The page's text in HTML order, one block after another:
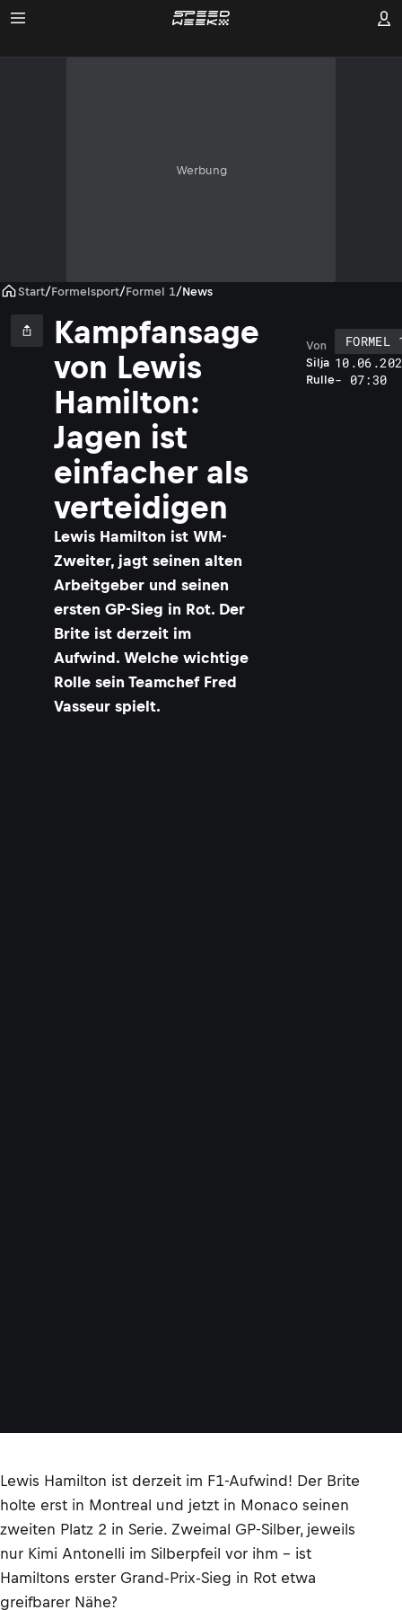
Werbung
Start/Formelsport/Formel 1/News
Kampfansage
von Lewis
Hamilton:
Jagen ist
einfacher als
verteidigen
Lewis Hamilton ist WM-
Zweiter, jagt seinen alten
Arbeitgeber und seinen
ersten GP-Sieg in Rot. Der
Brite ist derzeit im
Aufwind. Welche wichtige
Rolle sein Teamchef Fred
Vasseur spielt.
Silja
Rulle
Von
FORMEL
- 07:30
Lewis Hamilton ist derzeit im F1-Aufwind! Der Brite
holte erst in Montreal und jetzt in Monaco seinen
zweiten Platz 2 in Serie. Zweimal GP-Silber, jeweils
nur Kimi Antonelli im Silberpfeil vor ihm – ist
Hamiltons erster Grand-Prix-Sieg in Rot etwa
greifbarer Nähe?